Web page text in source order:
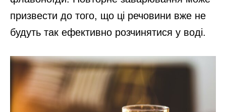
призвести до того, що ці речовини вже не
будуть так ефективно розчинятися у воді.